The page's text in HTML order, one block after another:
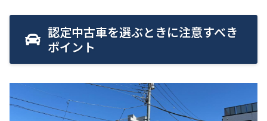
認定中古車を選ぶときに注意すべき
ポイント